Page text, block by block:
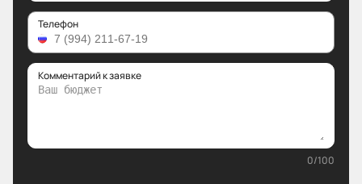
Телефон
Комментарий к заявке
0/100